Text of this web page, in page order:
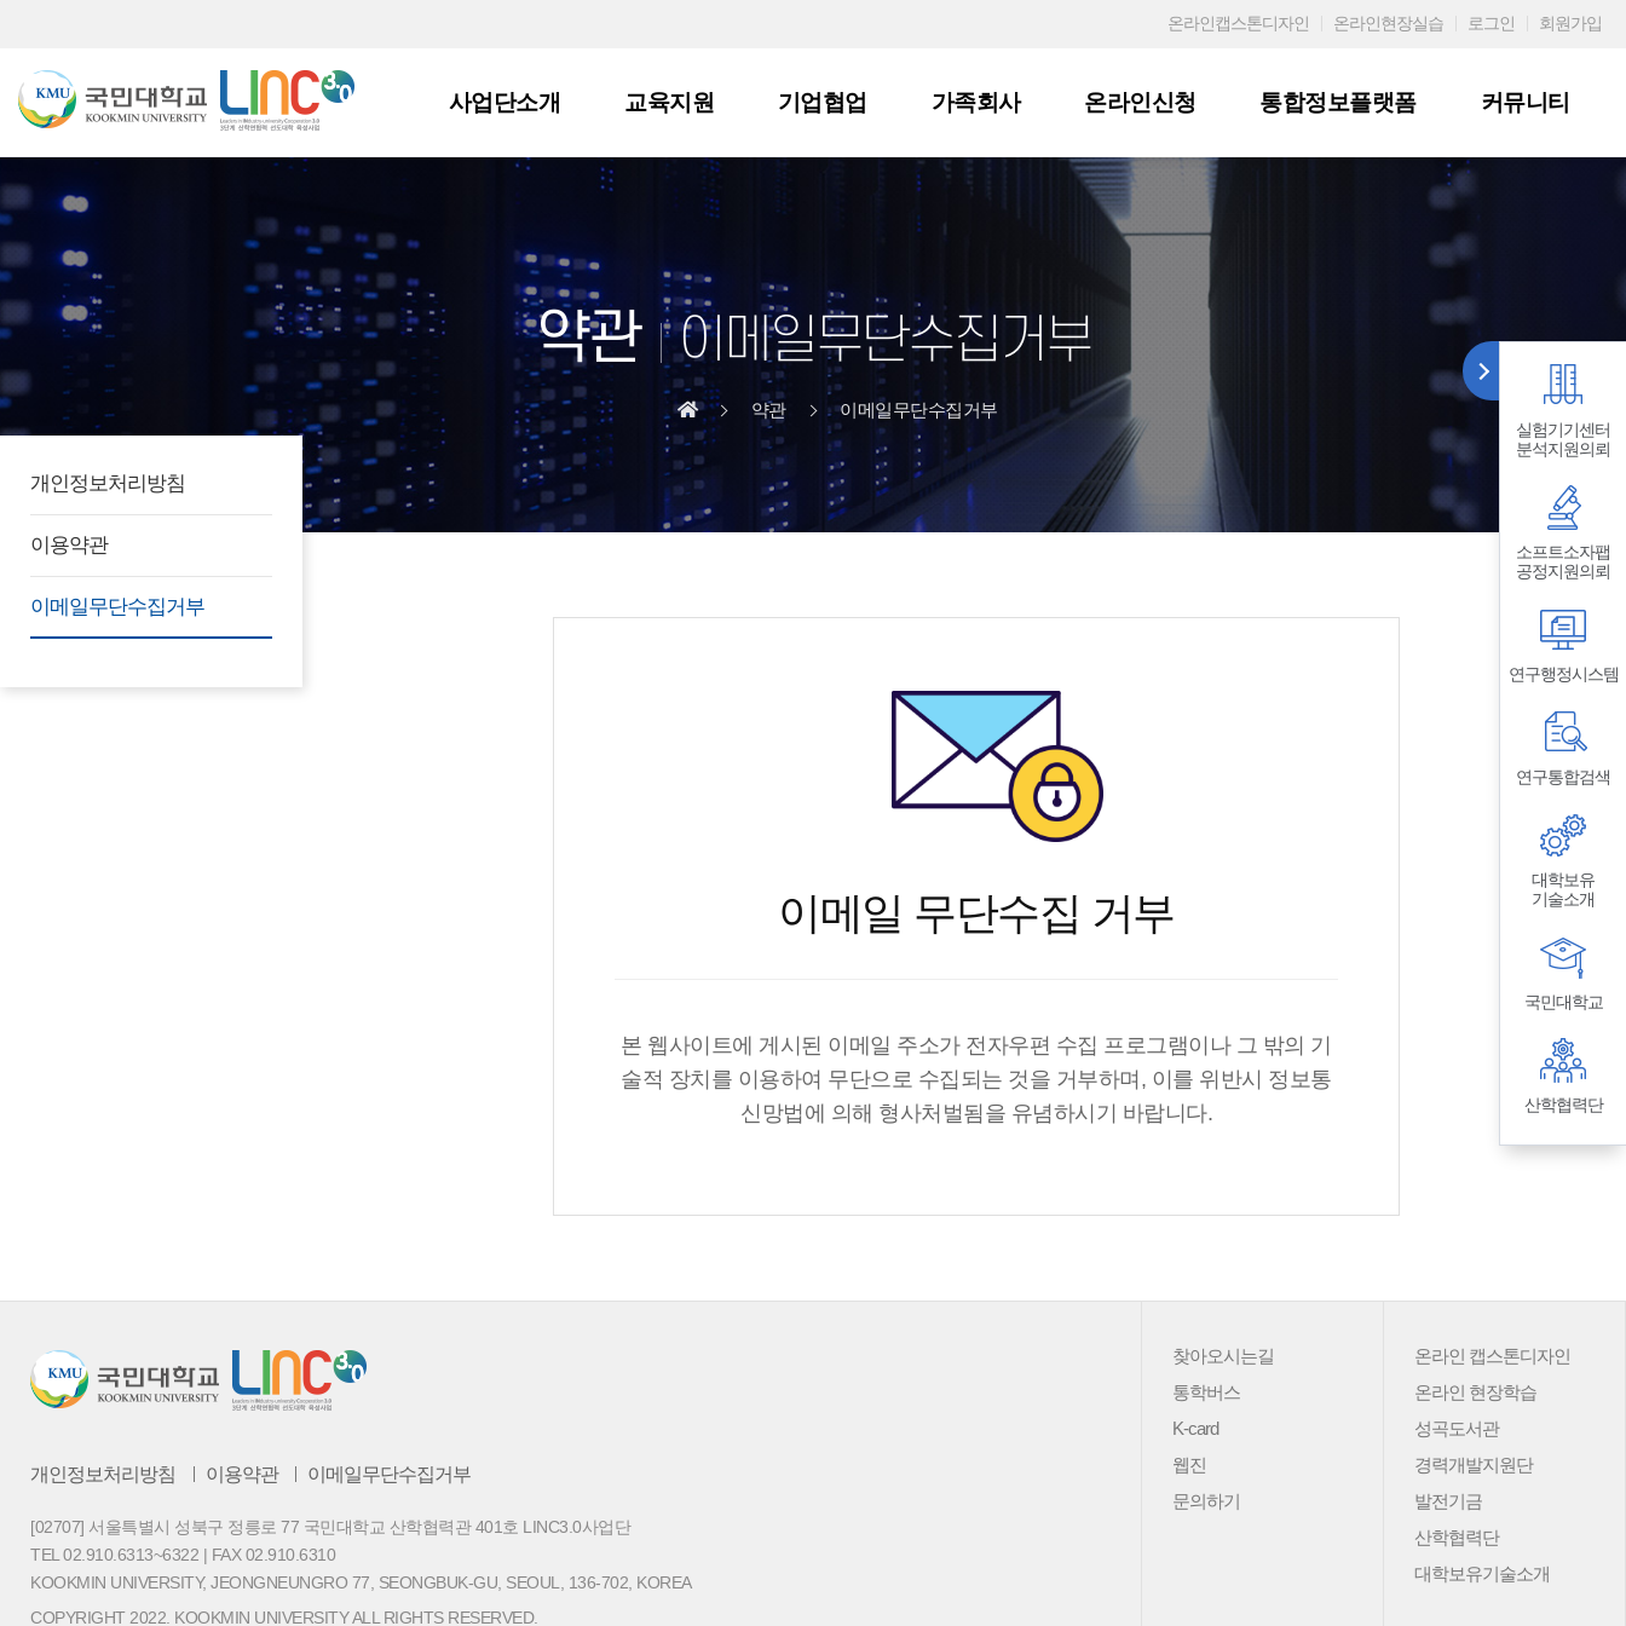
실험기기센터
분석지원의뢰
소프트소자팹
공정지원의뢰
연구행정시스템
연구통합검색
대학보유
기술소개
국민대학교
산학협력단
온라인캡스톤디자인 온라인현장실습 로그인 회원가입
사업단소개 교육지원 기업협업 가족회사 온라인신청 통합정보플랫폼 커뮤니티
약관 이메일무단수집거부
약관 이메일무단수집거부
개인정보처리방침
이용약관
이메일무단수집거부
이메일 무단수집 거부
본 웹사이트에 게시된 이메일 주소가 전자우편 수집 프로그램이나 그 밖의 기
술적 장치를 이용하여 무단으로 수집되는 것을 거부하며, 이를 위반시 정보통
신망법에 의해 형사처벌됨을 유념하시기 바랍니다.
개인정보처리방침 이용약관 이메일무단수집거부
[02707] 서울특별시 성북구 정릉로 77 국민대학교 산학협력관 401호 LINC3.0사업단
TEL 02.910.6313~6322 | FAX 02.910.6310
KOOKMIN UNIVERSITY, JEONGNEUNGRO 77, SEONGBUK-GU, SEOUL, 136-702, KOREA
COPYRIGHT 2022. KOOKMIN UNIVERSITY ALL RIGHTS RESERVED.
찾아오시는길
통학버스
K-card
웹진
문의하기
온라인 캡스톤디자인
온라인 현장학습
성곡도서관
경력개발지원단
발전기금
산학협력단
대학보유기술소개